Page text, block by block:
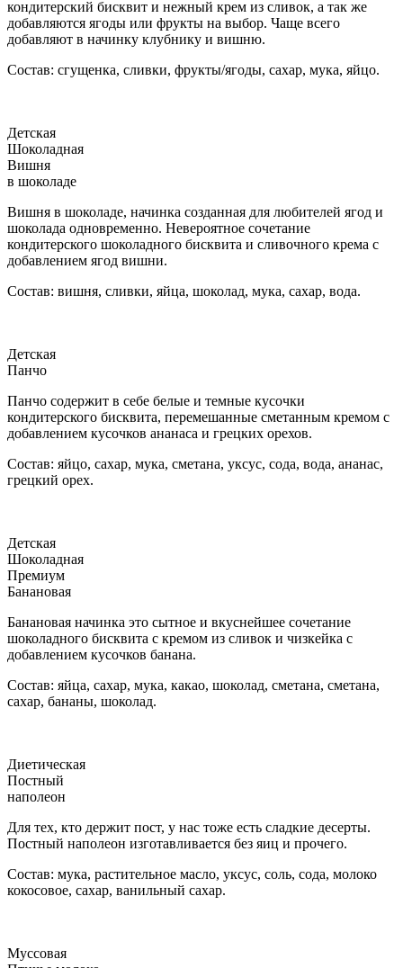
кондитерский бисквит и нежный крем из сливок, а так же
добавляются ягоды или фрукты на выбор. Чаще всего
добавляют в начинку клубнику и вишню.
Состав: сгущенка, сливки, фрукты/ягоды, сахар, мука, яйцо.
Детская
Шоколадная
Вишня
в шоколаде
Вишня в шоколаде, начинка созданная для любителей ягод и
шоколада одновременно. Невероятное сочетание
кондитерского шоколадного бисквита и сливочного крема с
добавлением ягод вишни.
Состав: вишня, сливки, яйца, шоколад, мука, сахар, вода.
Детская
Панчо
Панчо содержит в себе белые и темные кусочки
кондитерского бисквита, перемешанные сметанным кремом с
добавлением кусочков ананаса и грецких орехов.
Состав: яйцо, сахар, мука, сметана, уксус, сода, вода, ананас,
грецкий орех.
Детская
Шоколадная
Премиум
Банановая
Банановая начинка это сытное и вкуснейшее сочетание
шоколадного бисквита с кремом из сливок и чизкейка с
добавлением кусочков банана.
Состав: яйца, сахар, мука, какао, шоколад, сметана, сметана,
сахар, бананы, шоколад.
Диетическая
Постный
наполеон
Для тех, кто держит пост, у нас тоже есть сладкие десерты.
Постный наполеон изготавливается без яиц и прочего.
Состав: мука, растительное масло, уксус, соль, сода, молоко
кокосовое, сахар, ванильный сахар.
Муссовая